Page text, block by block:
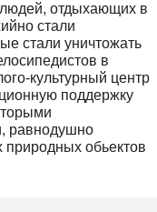
отдыхающих в
стали
стали уничтожать
в
культурный центр
поддержку
равнодушно
обьектов